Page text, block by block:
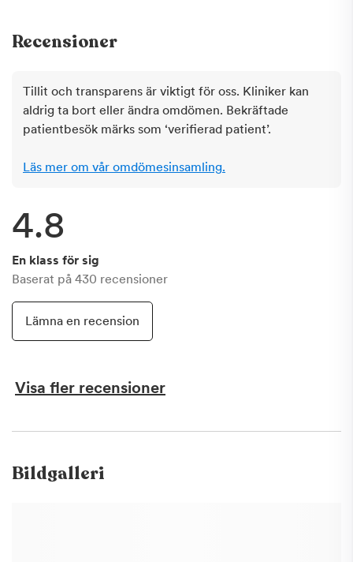
Recensioner
Tillit och transparens är viktigt för oss. Kliniker kan
aldrig ta bort eller ändra omdömen. Bekräftade
patientbesök märks som ‘verifierad patient’.
Läs mer om vår omdömesinsamling.
4.8
En klass för sig
Baserat på 430 recensioner
Lämna en recension
Visa fler recensioner
Bildgalleri